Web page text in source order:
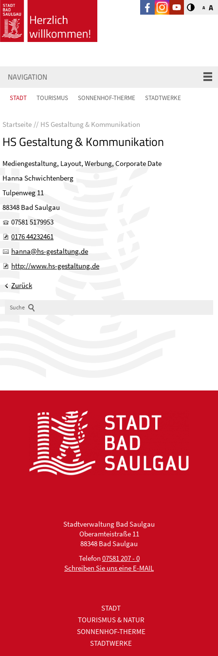
A A
NAVIGATION
STADT TOURISMUS SONNENHOF-THERME STADTWERKE
Startseite HS Gestaltung & Kommunikation
HS Gestaltung & Kommunikation
Mediengestaltung, Layout, Werbung, Corporate Date
Hanna Schwichtenberg
Tulpenweg 11
88348 Bad Saulgau
07581 5179953
0176 44232461
hanna@hs-gestaltung.de
http://www.hs-gestaltung.de
Zurück
Suche
Stadtverwaltung Bad Saulgau
Oberamteistraße 11
88348 Bad Saulgau
Telefon 07581 207 - 0
Schreiben Sie uns eine E-MAIL
STADT
TOURISMUS & NATUR
SONNENHOF-THERME
STADTWERKE